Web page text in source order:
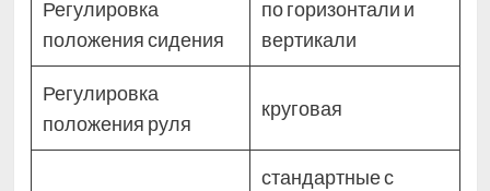
Регулировка
положения сидения
по горизонтали и
вертикали
Регулировка
положения руля
круговая
стандартные с